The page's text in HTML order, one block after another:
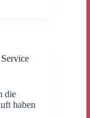
Service
die
haben